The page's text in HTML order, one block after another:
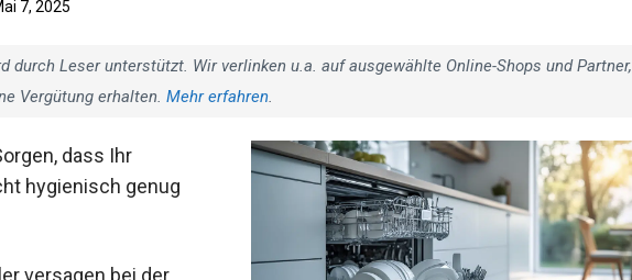
7, 2025
durch Leser unterstützt. Wir verlinken u.a. auf ausgewählte Online-Shops und Partner,
Vergütung erhalten. Mehr erfahren.
dass Ihr
hygienisch genug
versagen bei der